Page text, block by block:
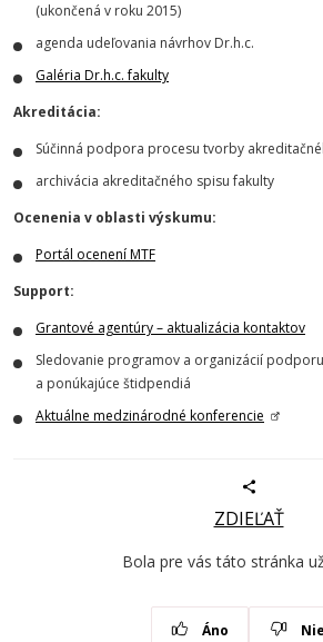
(ukončená v roku 2015)
agenda udeľovania návrhov Dr.h.c.
Galéria Dr.h.c. fakulty
Akreditácia:
Súčinná podpora procesu tvorby
archivácia akreditačného spisu fakulty
Ocenenia v oblasti výskumu:
Portál ocenení MTF
Support:
Grantové agentúry – aktualizácia kontaktov
Sledovanie programov a organizácií
a ponúkajúce štidpendiá
Aktuálne medzinárodné konferencie
ZDIEĽAŤ
Bola pre vás táto stránka
Áno Nie